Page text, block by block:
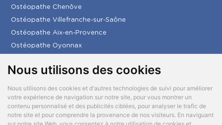
Nous utilisons des cookies
Nous utilisons des cookies et d'autres technologies de suivi pour améliorer
votre expérience de navigation sur notre site, pour vous montrer un
contenu personnalisé et des publicités ciblées, pour analyser le trafic de
notre site et pour comprendre la provenance de nos visiteurs. En naviguant
Ostéopathe Chenôve
Ostéopathe Villefranche-sur-Saône
Ostéopathe Aix-en-Provence
Ostéopathe Oyonnax
Ostéopathe La Seyne-sur-Mer
© 2026 Paramed tous droits réservés
Mentions légales